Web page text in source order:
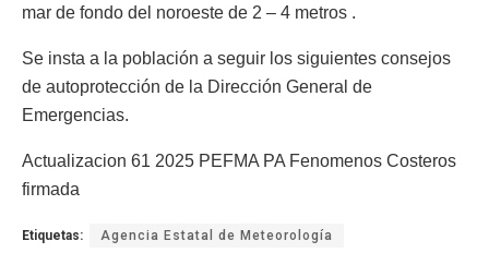
mar de fondo del noroeste de 2 – 4 metros .
Se insta a la población a seguir los siguientes consejos
de autoprotección de la Dirección General de
Emergencias.
Actualizacion 61 2025 PEFMA PA Fenomenos Costeros
firmada
Etiquetas: Agencia Estatal de Meteorología